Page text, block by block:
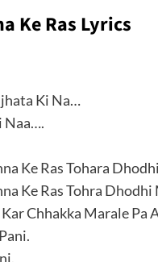
Ke Ras Lyrics
Ki Na…
Naa….
Ke Ras Tohara
Ke Ras Tohra
Chhakka Marale Pa